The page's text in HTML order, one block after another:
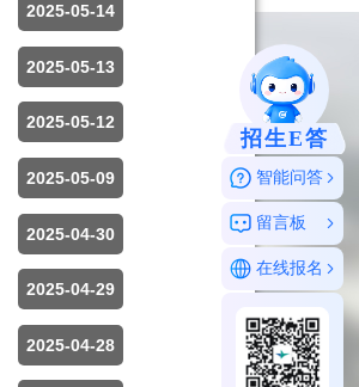
2025-05-14
2025-05-13
2025-05-12
2025-05-09
2025-04-30
2025-04-29
2025-04-28
招生E答
智能问答
留言板
在线报名